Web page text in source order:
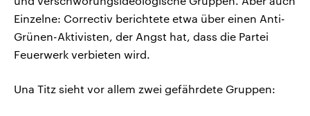
Einzelne: Correctiv berichtete etwa über einen Anti-
Grünen-Aktivisten, der Angst hat, dass die Partei
Feuerwerk verbieten wird.
Una Titz sieht vor allem zwei gefährdete Gruppen: